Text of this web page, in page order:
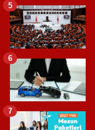
5
6
7